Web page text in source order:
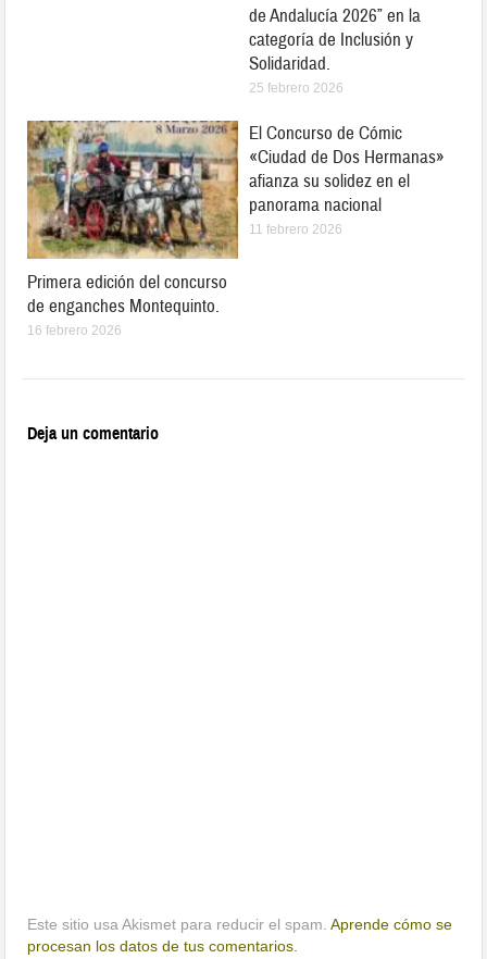
de Andalucía 2026” en la
categoría de Inclusión y
Solidaridad.
25 febrero 2026
Primera edición del concurso
de enganches Montequinto.
16 febrero 2026
El Concurso de Cómic
«Ciudad de Dos Hermanas»
afianza su solidez en el
panorama nacional
11 febrero 2026
Deja un comentario
Este sitio usa Akismet para reducir el spam.Aprende cómo se
procesan los datos de tus comentarios.